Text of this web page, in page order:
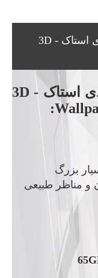
مجموعه والپیپرهای فانتزی سه بعدی استاک - 3D
مجموعه والپیپرهای سه بعدی استاک - 3D
بزرگ
و مناظر طبیعی